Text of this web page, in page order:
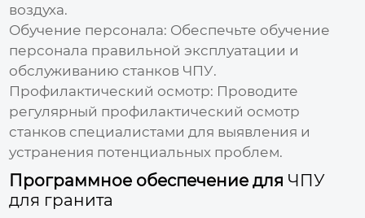
воздуха.
Обучение персонала: Обеспечьте обучение
персонала правильной эксплуатации и
обслуживанию станков ЧПУ.
Профилактический осмотр: Проводите
регулярный профилактический осмотр
станков специалистами для выявления и
устранения потенциальных проблем.
Программное обеспечение для ЧПУ
для гранита